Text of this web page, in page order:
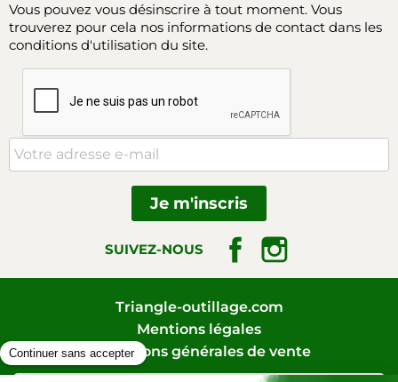
Vous pouvez vous désinscrire à tout moment. Vous
trouverez pour cela nos informations de contact dans les
conditions d'utilisation du site.
SUIVEZ-NOUS Facebook
Triangle-outillage.com
Mentions légales
Conditions générales de vente